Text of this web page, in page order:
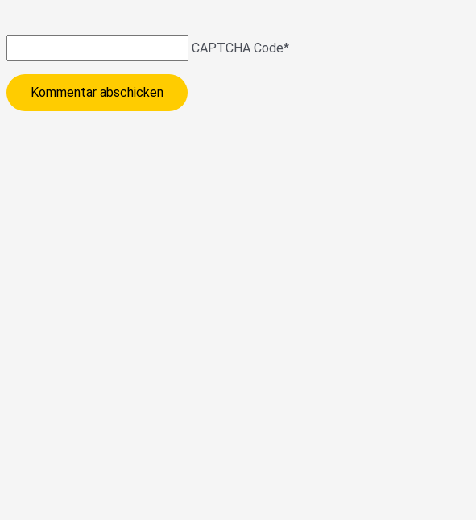
CAPTCHA Code*